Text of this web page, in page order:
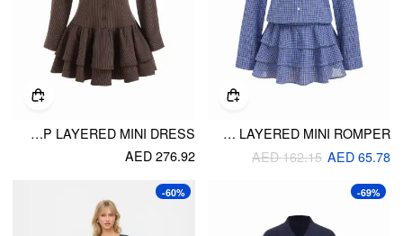
COTTON-BLEND PLAID COLLAR LONG SLEEVE RUFFLE LAYERED MINI ROMPER
AED 65.78
AED 162.15
STRIPED COLLAR LONG SLEEVE BUTTON LACE UP LAYERED MINI DRESS
AED 276.92
-69%
-60%